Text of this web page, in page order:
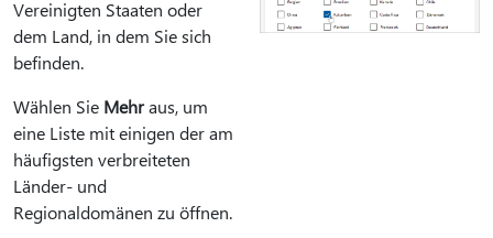
Vereinigten Staaten oder
dem Land, in dem Sie sich
befinden.
Wählen Sie Mehraus, um
eine Liste mit einigen der am
häufigsten verbreiteten
Länder- und
Regionaldomänen zu öffnen.